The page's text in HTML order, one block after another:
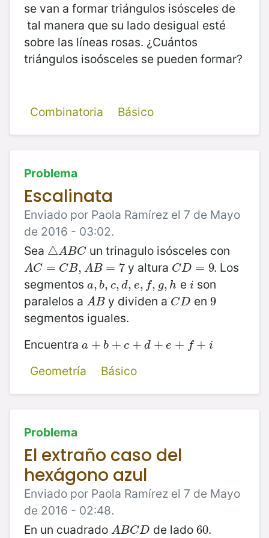
se van a formar triángulos isósceles de
tal manera que su lado desigual esté
sobre las líneas rosas. ¿Cuántos
triángulos isoósceles se pueden formar?
Combinatoria Básico
Problema
Escalinata
Enviado por Paola Ramírez el 7 de Mayo
de 2016 - 03:02.
Sea △A BC
△ABC un trinagulo isósceles con
AC = CB, A B = 7
AC=C B,AB =7 y altura CD = 9
CD=9
. Los
segmentos a, b, c, d, e, f, g, h
a,b,c,d,e ,f, g,h e i
i son
paralelos a A B
AB y dividen a CD
CD en 9
9
segmentos iguales.
Encuentra a + b + c + d + e + f + i
a +b + c+d +e+f+i
Geometría
Básico
Problema
El extraño caso del
hexágono azul
Enviado por Paola Ramírez el 7 de Mayo
de 2016 - 02:48.
En un cuadrado A BCD
ABCD de lado 60
60.